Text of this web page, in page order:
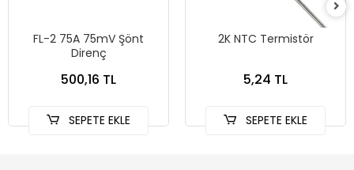
FL-2 75A 75mV Şönt
Direnç
500,16 TL
SEPETE EKLE
2K NTC Termistör
5,24 TL
SEPETE EKLE